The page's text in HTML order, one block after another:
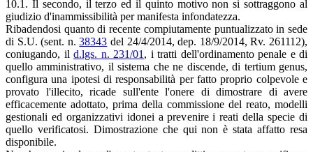
10.1. Il secondo, il terzo ed il quinto motivo non si sottraggono al
giudizio d'inammissibilità per manifesta infondatezza.
Ribadendosi quanto di recente compiutamente puntualizzato in sede
di S.U. (sent. n.38343 del 24/4/2014, dep. 18/9/2014, Rv. 261112),
coniugando, il d.lgs. n. 231/01 , i tratti dell'ordinamento penale e di
quello amministrativo, il sistema che ne discende, di tertium genus,
configura una ipotesi di responsabilità per fatto proprio colpevole e
provato l'illecito, ricade sull'ente l'onere di dimostrare di avere
efficacemente adottato, prima della commissione del reato, modelli
gestionali ed organizzativi idonei a prevenire i reati della specie di
quello verificatosi. Dimostrazione che qui non è stata affatto resa
disponibile.